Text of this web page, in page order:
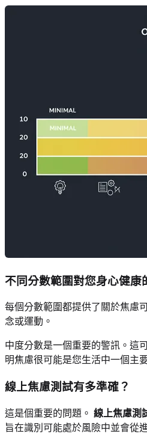
不同分數範圍對您身心健康
每個分數範圍都提供了關於焦慮
念或運動。
中度分數是一個重要的警訊。這
明焦慮很可能是您生活中一個主
線上焦慮測試有多準確？
這是個重要的問題。 線上焦慮測
旨在識別可能處於風險中並會從